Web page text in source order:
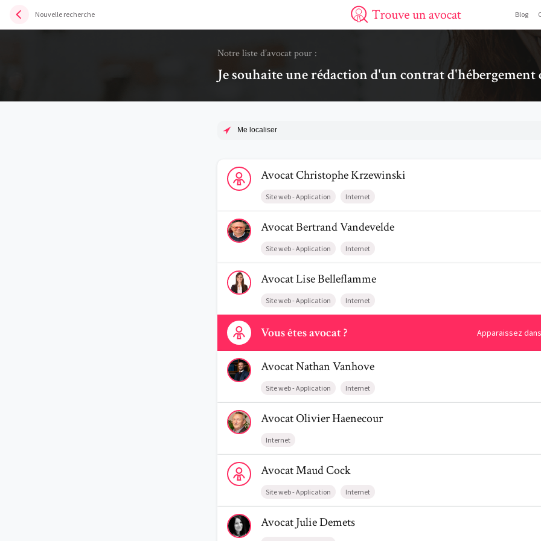
Nouvelle recherche
Trouve un avocat
Blog
Notre liste d’avocat pour :
Je souhaite une rédaction d'un contrat d'hébergement
Me localiser
Voir le profil de AvocatChristophe Krzewinski
AvocatChristopheKrzewinski
Site web - Application Internet
Voir le profil de AvocatBertrand Vandevelde
AvocatBertrandVandevelde
Site web - Application Internet
Voir le profil de AvocatLise Belleflamme
AvocatLiseBelleflamme
Site web - Application Internet
Vous êtes avocat ? Apparaissez
Contactez-nous
Voir le profil de AvocatNathan Vanhove
AvocatNathanVanhove
Site web - Application Internet
Voir le profil de AvocatOlivier Haenecour
AvocatOlivierHaenecour
Internet
Voir le profil de AvocatMaud Cock
AvocatMaudCock
Site web - Application Internet
Voir le profil de AvocatJulie Demets
AvocatJulieDemets